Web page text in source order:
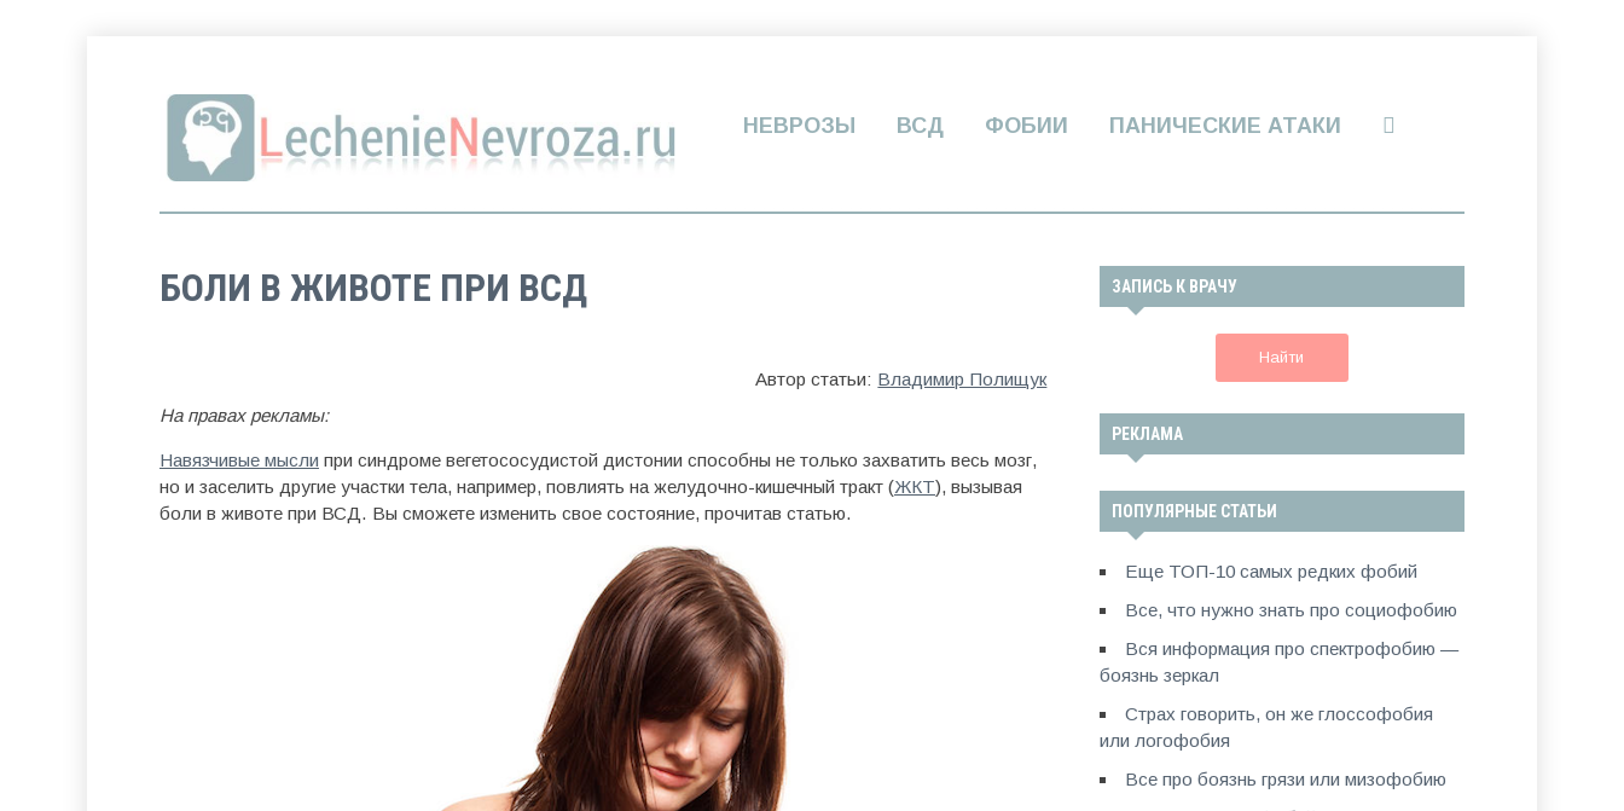
НЕВРОЗЫ ВСД ФОБИИ ПАНИЧЕСКИЕ АТАКИ
БОЛИ В ЖИВОТЕ ПРИ ВСД
Автор статьи: Владимир Полищук
На правах рекламы:
Навязчивые мысли при синдроме вегетососудистой дистонии способны не только захватить весь мозг,
но и заселить другие участки тела, например, повлиять на желудочно-кишечный тракт (ЖКТ), вызывая
боли в животе при ВСД. Вы сможете изменить свое состояние, прочитав статью.
ЗАПИСЬ К ВРАЧУ
Найти
РЕКЛАМА
ПОПУЛЯРНЫЕ СТАТЬИ
Еще ТОП-10 самых редких фобий
Все, что нужно знать про социофобию
Вся информация про спектрофобию —
боязнь зеркал
Страх говорить, он же глоссофобия
или логофобия
Все про боязнь грязи или мизофобию